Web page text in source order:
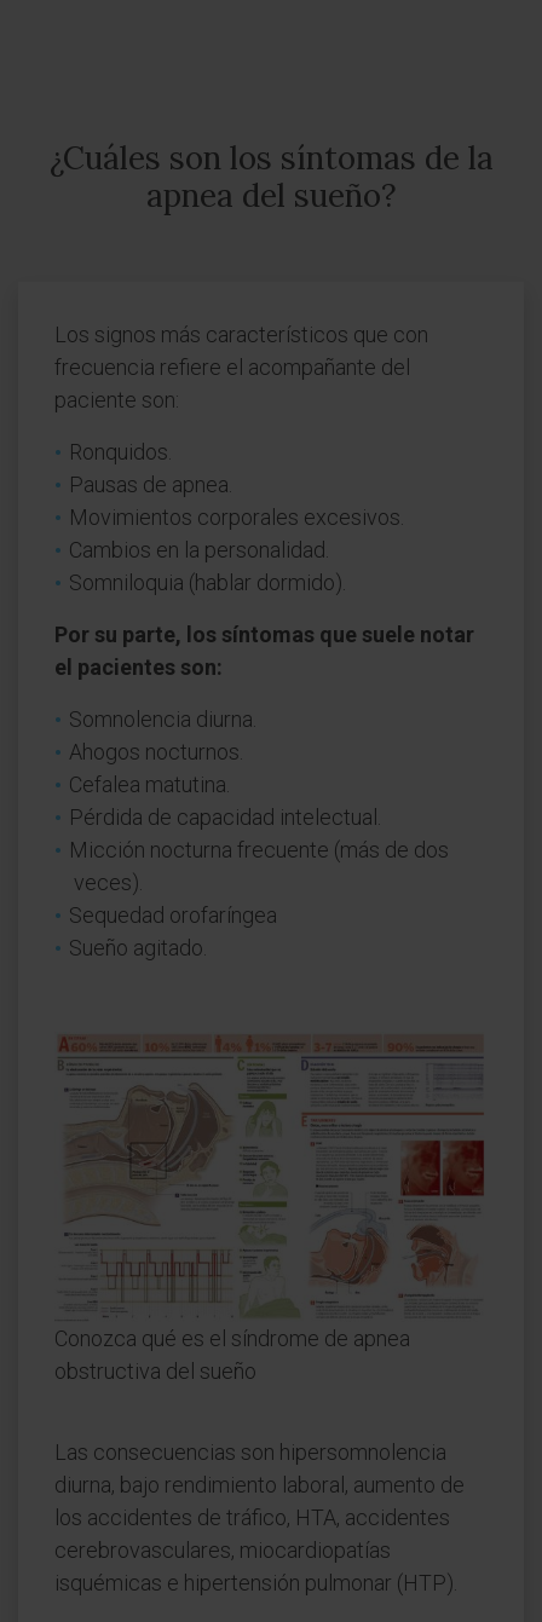
¿Cuáles son los síntomas de la
apnea del sueño?
Los signos más característicos que con
frecuencia refiere el acompañante del
paciente son:
Ronquidos.
Pausas de apnea.
Movimientos corporales excesivos.
Cambios en la personalidad.
Somniloquia (hablar dormido).
Por su parte, los síntomas que suele notar
el pacientes son:
Somnolencia diurna.
Ahogos nocturnos.
Cefalea matutina.
Pérdida de capacidad intelectual.
Micción nocturna frecuente (más de dos
veces).
Sequedad orofaríngea
Sueño agitado.
Conozca qué es el síndrome de apnea
obstructiva del sueño
Las consecuencias son hipersomnolencia
diurna, bajo rendimiento laboral, aumento de
los accidentes de tráfico, HTA, accidentes
cerebrovasculares, miocardiopatías
isquémicas e hipertensión pulmonar (HTP).